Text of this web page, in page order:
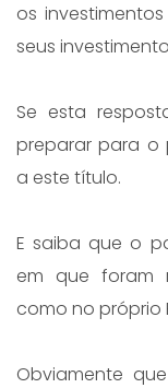
os
seus
Se esta
preparar para o
a este título.
E saiba que o
em que foram
como no próprio
Obviamente